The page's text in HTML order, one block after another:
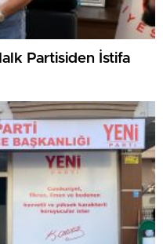
Partisiden İstifa